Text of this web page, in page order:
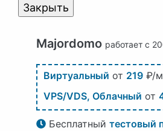
Закрыть
Majordomo работает с
Виртуальный от 219 ₽/
VPS/VDS, Облачный от
Бесплатный тестовый